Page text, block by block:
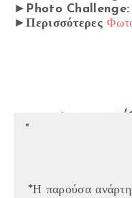
►Photo Challenge:
►Περισσότερες
*Η παρούσα